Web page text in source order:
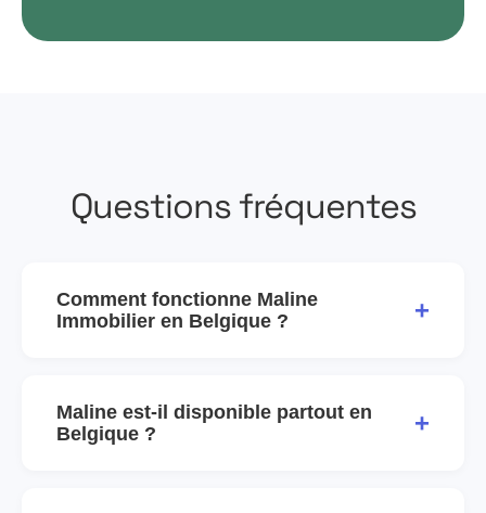
Questions fréquentes
Comment fonctionne Maline
Immobilier en Belgique ?
+
Maline est-il disponible partout en
Belgique ?
+